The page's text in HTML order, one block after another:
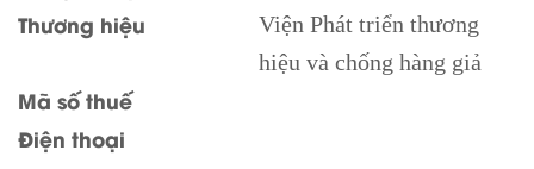
Thương hiệu
Viện Phát triển thương
hiệu và chống hàng giả
Mã số thuế
Điện thoại